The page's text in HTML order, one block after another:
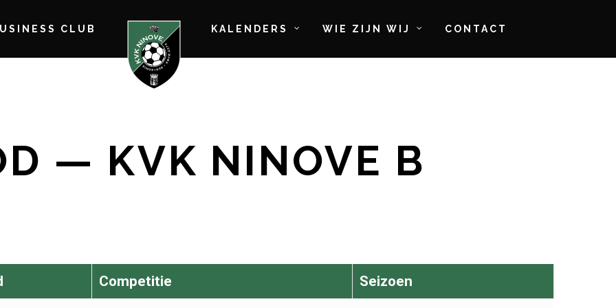
CLUB KALENDERS WIE ZIJN WIJ CONTACT
— KVK NINOVE B
Competitie Seizoen